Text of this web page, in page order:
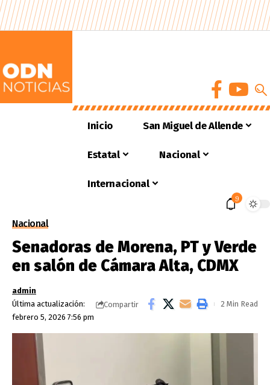
Inicio San Miguel de Allende
Estatal Nacional
Internacional
9
Nacional
Senadoras de Morena, PT y Verde
en salón de Cámara Alta, CDMX
Última actualización:
febrero 5, 2026 7:56 pm
admin
Compartir
2 Min Read